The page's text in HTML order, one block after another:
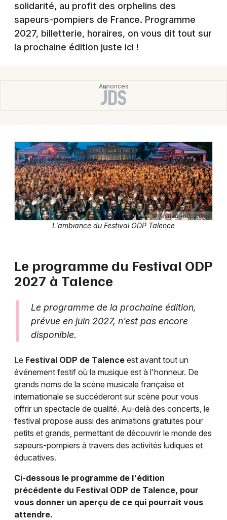
Concerts
Sports
Festival en Gironde
Festival en Aquitaine
Festival en Nouvelle-Aquitaine
Newsletter des sorties
Actus à Bordeaux
Choisir mes départements
Mon email
Paris
solidarité, au profit des orphelins des
sapeurs-pompiers de France. Programme
2027, billetterie, horaires, on vous dit tout sur
la prochaine édition juste ici !
© festival-odp.com/
L'ambiance du Festival ODP Talence
Le programme du Festival ODP
2027 à Talence
Le programme de la prochaine édition,
prévue en juin 2027, n’est pas encore
disponible.
Le Festival ODP de Talence est avant tout un
événement festif où la musique est à l'honneur. De
grands noms de la scène musicale française et
internationale se succéderont sur scène pour vous
offrir un spectacle de qualité. Au-delà des concerts, le
festival propose aussi des animations gratuites pour
petits et grands, permettant de découvrir le monde des
sapeurs-pompiers à travers des activités ludiques et
éducatives.
Ci-dessous le programme de l'édition
précédente du Festival ODP de Talence, pour
vous donner un aperçu de ce qui pourrait vous
attendre.